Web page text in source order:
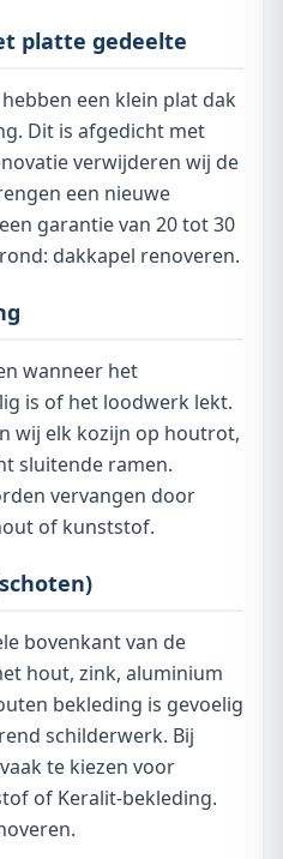
platte gedeelte
een klein plat dak
Dit is afgedicht met
verwijderen wij de
een nieuwe
garantie van 20 tot 30
dakkapel renoveren.
wanneer het
is of het loodwerk lekt.
wij elk kozijn op houtrot,
sluitende ramen.
vervangen door
of kunststof.
bovenkant van de
hout, zink, aluminium
bekleding is gevoelig
schilderwerk. Bij
te kiezen voor
of Keralit-bekleding.
.